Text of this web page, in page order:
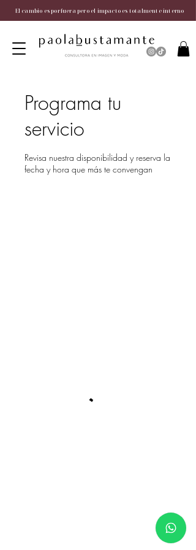
El cambio es por fuera pero el impacto es totalmente interno
Programa tu
servicio
Revisa nuestra disponibilidad y reserva la
fecha y hora que más te convengan